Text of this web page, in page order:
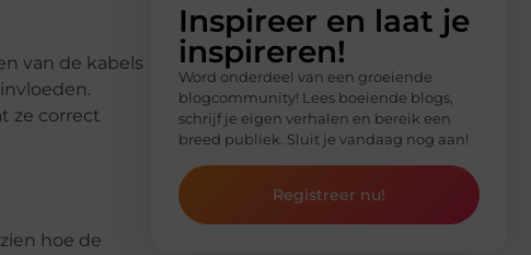
van de kabels
ze correct
hoe de
Inspireer en laat je
inspireren!
Word onderdeel van een groeiende
blogcommunity! Lees boeiende blogs,
schrijf je eigen verhalen en bereik een
breed publiek. Sluit je vandaag nog aan!
Registreer nu!